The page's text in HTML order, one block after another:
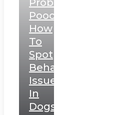
Problematic
Pooch:
How
To
Spot
Behavioral
Issues
In
Dogs”